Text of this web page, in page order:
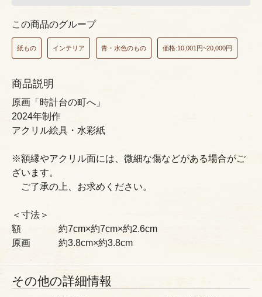
この商品のグループ
紙もの インテリア 青・水色のもの 価格:10,001円~20,000円
商品説明
原画「時計台の町へ」
2024年制作
アクリル絵具・水彩紙
※額縁やアクリル面には、微細な傷などがある場合がご
ざいます。
ご了承の上、お求めください。
＜寸法＞
額 約7cm×約7cm×約2.6cm
原画 約3.8cm×約3.8cm
その他の詳細情報